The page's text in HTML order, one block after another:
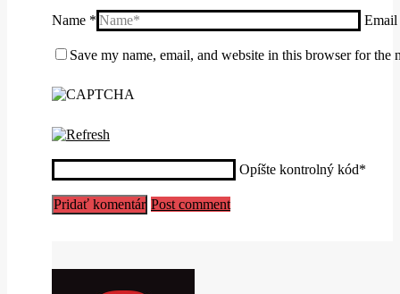
Name *
Save my name, email, and website in this browser for the
Opíšte kontrolný kód*
Post comment